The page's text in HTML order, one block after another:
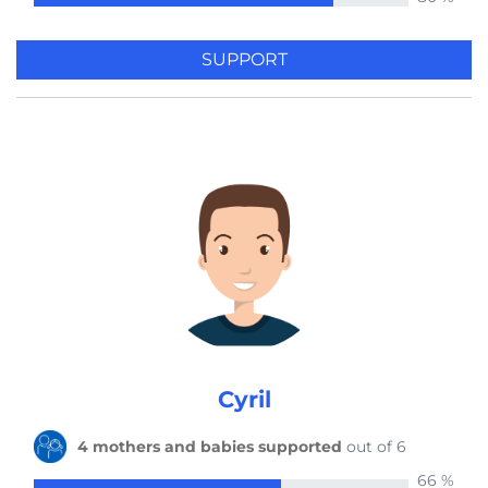
by Romy e Sandro 5 years ago
1 mother and baby supported
by Cyril 5 years ago
3 mothers and babies supported
by Sophie 5 years ago
SUPPORT
Cyril
4 mothers and babies supported out of 6
66 %